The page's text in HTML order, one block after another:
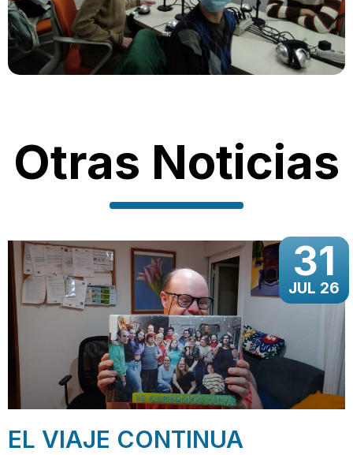
Otras Noticias
31
JUL 26
EL VIAJE CONTINUA